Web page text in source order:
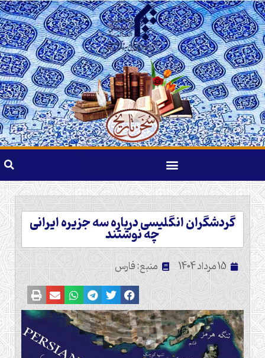
گردشگران انگلیسی درباره سه جزیره ایرانی
چه نوشتند
15 مرداد 1404 منبع: فارس